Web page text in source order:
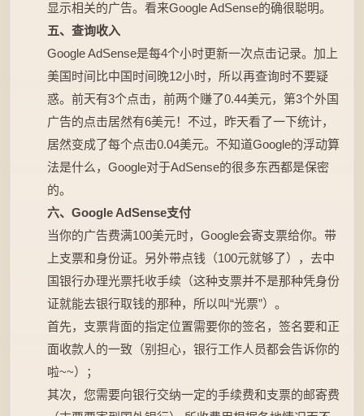
显示相关的广告。看来Google AdSense的确很聪明。
五、查询收入
Google AdSense是每4个小时更新一次点击记录。加上
美国时间比中国时间晚12小时，所以再查询时不要疑
惑。前天有3个点击，前两个赚了0.44美元，第3个外国
广告的点击居然有6美元！不过，昨天看了一下统计，
居然变成了每个点击0.04美元。不知道Google的浮动算
法是什么，Google对于AdSense的很多东西都是保密
的。
六、Google AdSense支付
当你的广告费满100美元时，Google会寄支票给你。带
上支票和身份证。另外带点钱（100元就够了），去中
国银行办理光票托收手续（这种支票并不是那种凭身份
证就能去银行取钱的那种，所以叫“光票”）。
首先，支票背面的指定位置需要你的签名，签名要和正
面收款人的一致（别担心，银行工作人员都会告诉你的
啦~~）；
其次，您需要向银行交纳一定的手续费和支票的邮寄费